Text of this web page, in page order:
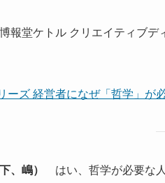
報堂ケトル クリエイティブデ
ーズ 経営者になぜ「哲学」が
、嶋） はい、哲学が必要な